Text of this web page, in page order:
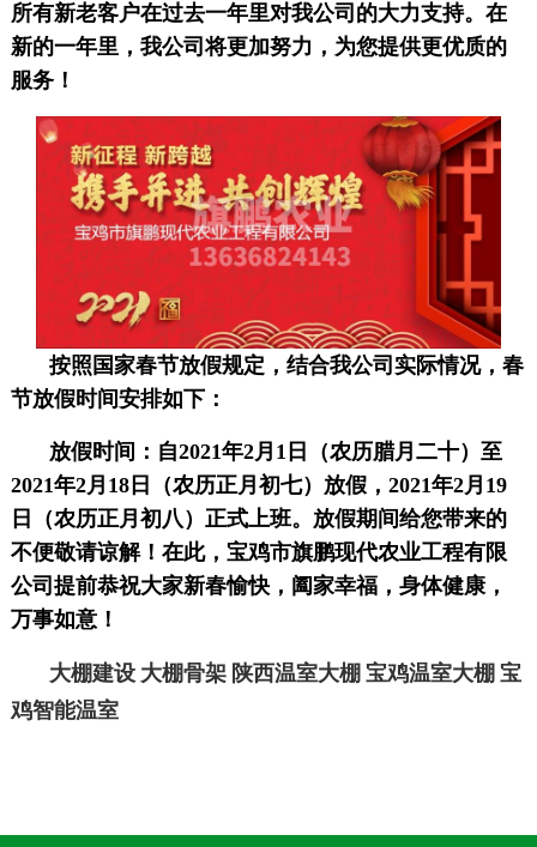
所有新老客户在过去一年里对我公司的大力支持。在
新的一年里，我公司将更加努力，为您提供更优质的
服务！
按照国家春节放假规定，结合我公司实际情况，春
节放假时间安排如下：
放假时间：自2021年2月1日（农历腊月二十）至
2021年2月18日（农历正月初七）放假，2021年2月19
日（农历正月初八）正式上班。放假期间给您带来的
不便敬请谅解！在此，宝鸡市旗鹏现代农业工程有限
公司提前恭祝大家新春愉快，阖家幸福，身体健康，
万事如意！
大棚建设 大棚骨架 陕西温室大棚 宝鸡温室大棚 宝
鸡智能温室